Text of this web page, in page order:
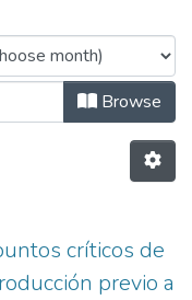
Mención
Browse
críticos de
previo a